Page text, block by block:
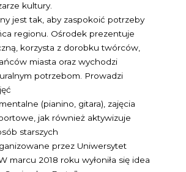
kultury.
jest tak, aby zaspokoić potrzeby
regionu. Ośrodek prezentuje
korzysta z dorobku twórców,
miasta oraz wychodzi
potrzebom. Prowadzi
(pianino, gitara), zajęcia
jak również aktywizuje
starszych
przez Uniwersytet
marcu 2018 roku wyłoniła się idea